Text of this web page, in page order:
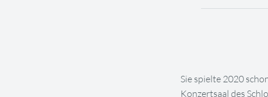
Sie spielte 2020
Konzertsaal des